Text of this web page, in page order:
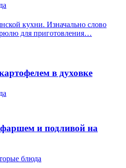
кухни. Изначально слово
для приготовления…
в духовке
и подливой на
блюда